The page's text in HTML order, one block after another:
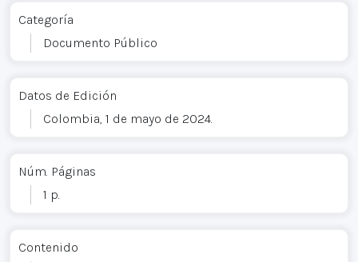
Categoría
Documento Público
Datos de Edición
Colombia, 1 de mayo de 2024.
Núm. Páginas
1 p.
Contenido